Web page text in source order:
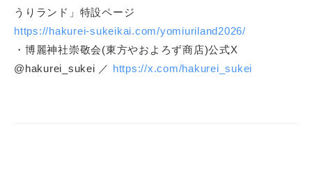
うりランド」特設ページ
https://hakurei-sukeikai.com/yomiuriland2026/
・博麗神社崇敬会(東方やおよろず商店)公式X
@hakurei_sukei ／ https://x.com/hakurei_sukei